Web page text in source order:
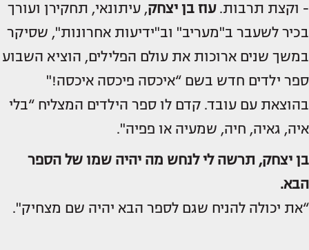
- וקצת תרבות.עוז בן יצחק, עיתונאי, תחקירן ועורך
בכיר לשעבר ב"מעריב" וב"ידיעות אחרונות", שסיקר
במשך שנים ארוכות את עולם הפלילים, הוציא השבוע
ספר ילדים חדש בשם “איכסה פיכסה איכסה!"
בהוצאת עם עובד. קדם לו ספר הילדים המצליח “בלי
איה, גאיה, חיה, שמעיה או פפיה".
בן יצחק, תרשה לי לנחש מה יהיה שמו של הספר
הבא.
“את יכולה להניח שגם לספר הבא יהיה שם מצחיק".